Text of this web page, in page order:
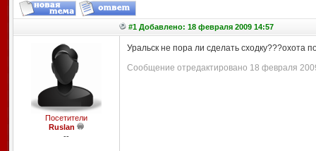
#1 Добавлено: 18 февраля 2009 14:57
Посетители
Ruslan
--
Уральск не пора ли сделать сходку???охота
Сообщение отредактировано 18 февраля